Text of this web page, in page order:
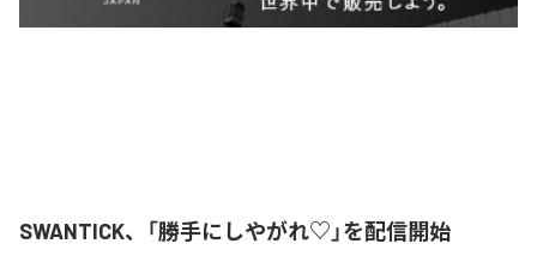
SWANTICK、「勝手にしやがれ♡」を配信開始